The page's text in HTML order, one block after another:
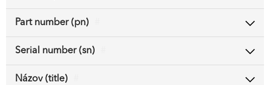
Part number (pn)
Serial number (sn)
Názov (title)